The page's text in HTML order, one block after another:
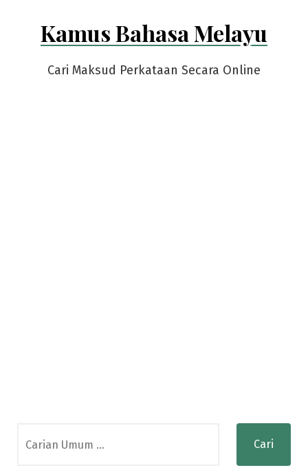
Kamus Bahasa Melayu
Cari Maksud Perkataan Secara Online
for: